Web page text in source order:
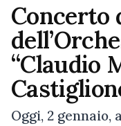
Concerto
“Claudio
Oggi, 2 gennaio,